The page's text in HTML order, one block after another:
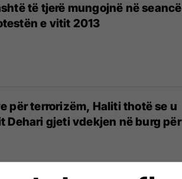
të tjerë mungojnë në seancë
e vitit 2013
për terrorizëm, Haliti thotë se u
Dehari gjeti vdekjen në burg për